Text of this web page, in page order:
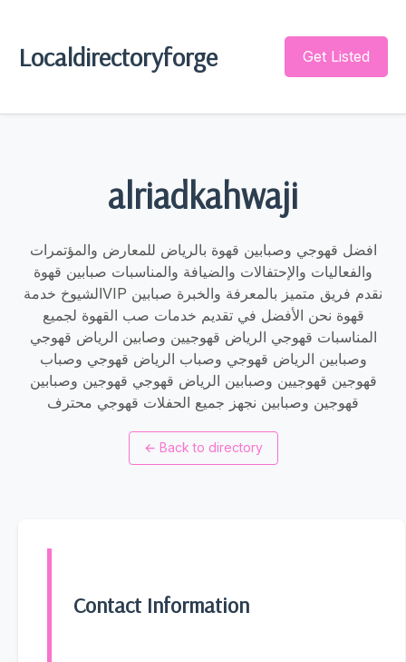
Localdirectoryforge Get Listed
alriadkahwaji
افضل قهوجي وصبابين قهوة بالرياض للمعارض والمؤتمرات
والفعاليات والإحتفالات والضيافة والمناسبات صبابين قهوة
الشيوخ خدمةVIP نقدم فريق متميز بالمعرفة والخبرة صبابين
قهوة نحن الأفضل في تقديم خدمات صب القهوة لجميع
المناسبات قهوجي الرياض قهوجيين وصابين الرياض قهوجي
وصبابين الرياض قهوجي وصباب الرياض قهوجي وصباب
قهوجين قهوجيين وصبابين الرياض قهوجي قهوجين وصبابين
قهوجين وصبابين نجهز جميع الحفلات قهوجي محترف
← Back to directory
Contact Information